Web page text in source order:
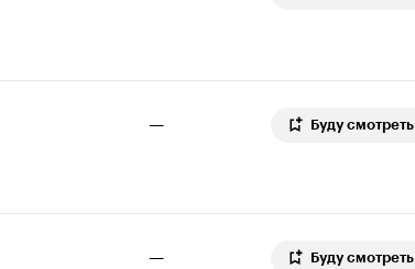
— Буду смотреть
— Буду смотреть